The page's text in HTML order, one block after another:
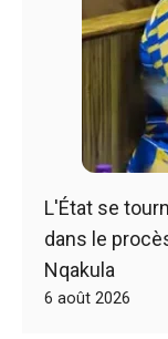
L'État se
dans le
Nqakula
6 août 2026